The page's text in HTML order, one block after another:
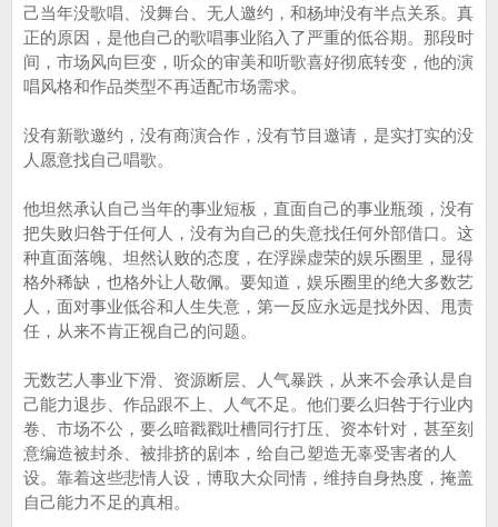
己当年没歌唱、没舞台、无人邀约，和杨坤没有半点关系。真
正的原因，是他自己的歌唱事业陷入了严重的低谷期。那段时
间，市场风向巨变，听众的审美和听歌喜好彻底转变，他的演
唱风格和作品类型不再适配市场需求。
没有新歌邀约，没有商演合作，没有节目邀请，是实打实的没
人愿意找自己唱歌。
他坦然承认自己当年的事业短板，直面自己的事业瓶颈，没有
把失败归咎于任何人，没有为自己的失意找任何外部借口。这
种直面落魄、坦然认败的态度，在浮躁虚荣的娱乐圈里，显得
格外稀缺，也格外让人敬佩。要知道，娱乐圈里的绝大多数艺
人，面对事业低谷和人生失意，第一反应永远是找外因、甩责
任，从来不肯正视自己的问题。
无数艺人事业下滑、资源断层、人气暴跌，从来不会承认是自
己能力退步、作品跟不上、人气不足。他们要么归咎于行业内
卷、市场不公，要么暗戳戳吐槽同行打压、资本针对，甚至刻
意编造被封杀、被排挤的剧本，给自己塑造无辜受害者的人
设。靠着这些悲情人设，博取大众同情，维持自身热度，掩盖
自己能力不足的真相。